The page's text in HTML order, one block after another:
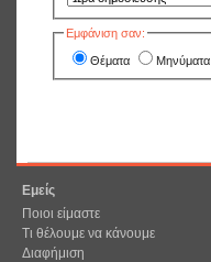
Εμφάνιση σαν:
Θέματα Μηνύματα
Εμείς
Ποιοι είμαστε
Τι θέλουμε να κάνουμε
Διαφήμιση